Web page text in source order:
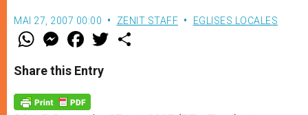
MAI 27, 2007 00:00 ZENIT STAFF EGLISES LOCALES
W
t
s
p
p
M
e
s
e
g
e
F
a
e
b
o
k
w
Share this Entry